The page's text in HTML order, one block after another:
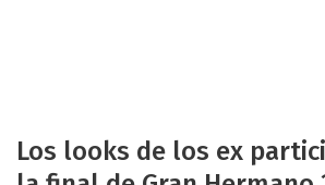
Los looks de los ex